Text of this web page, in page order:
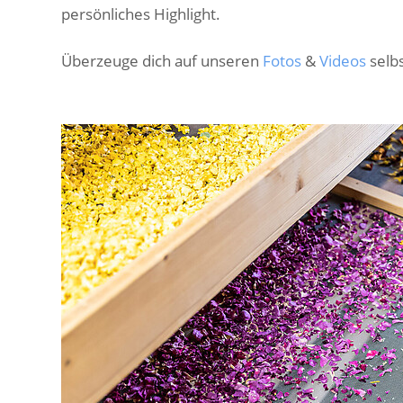
persönliches Highlight.
Überzeuge dich auf unseren Fotos &Videos